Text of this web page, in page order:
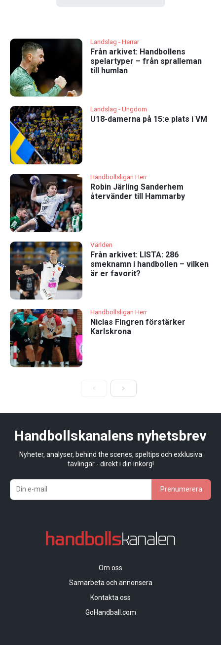
Landslag - Herrar
Från arkivet: Handbollens
spelartyper – från spralleman
till humlan
Landslag - Ungdom
U18-damerna på 15:e plats i VM
Handbollsligan Herr
Robin Järling Sanderhem
återvänder till Hammarby
Världen
Från arkivet: LISTA: 286
smeknamn i handbollen – vilken
är er favorit?
Handbollsligan Herr
Niclas Fingren förstärker
Karlskrona
Handbollskanalens nyhetsbrev
Nyheter, analyser, behind the scenes, speltips och exklusiva
tävlingar - direkt i din inkorg!
Prenumerera
Om oss
Samarbeta och annonsera
Kontakta oss
GoHandball.com